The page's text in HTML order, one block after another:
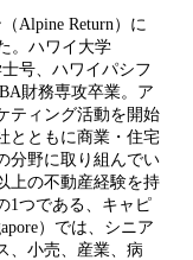
Alpine Return）に
。ハワイ大学
号、ハワイパシフ
財務専攻卒業。ア
ティング活動を開始
とともに商業・住宅
分野に取り組んでい
上の不動産経験を持
1つである、キャピ
）では、シニア
、小売、産業、病